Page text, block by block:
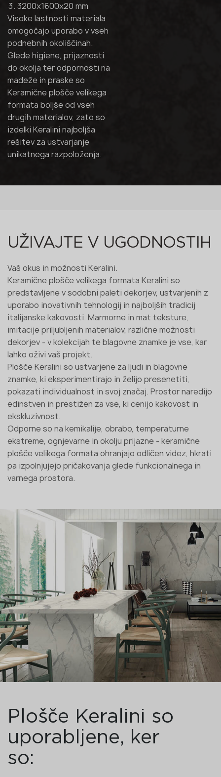
3200x1600x20 mm
Visoke lastnosti materiala
omogočajo uporabo v vseh
podnebnih okoliščinah.
Glede higiene, prijaznosti
do okolja ter odpornosti na
madeže in praske so
Keramične plošče velikega
formata boljše od vseh
drugih materialov, zato so
izdelki Keralini najboljša
rešitev za ustvarjanje
unikatnega razpoloženja.
UŽIVAJTE V UGODNOSTIH
Vaš okus in možnosti Keralini.
Keramične plošče velikega formata Keralini so
predstavljene v sodobni paleti dekorjev, ustvarjenih z
uporabo inovativnih tehnologij in najboljših tradicij
italijanske kakovosti. Marmorne in mat teksture,
imitacije priljubljenih materialov, različne možnosti
dekorjev - v kolekcijah te blagovne znamke je vse, kar
lahko oživi vaš projekt.
Plošče Keralini so ustvarjene za ljudi in blagovne
znamke, ki eksperimentirajo in želijo presenetiti,
pokazati individualnost in svoj značaj. Prostor naredijo
edinstven in prestižen za vse, ki cenijo kakovost in
ekskluzivnost.
Odporne so na kemikalije, obrabo, temperaturne
ekstreme, ognjevarne in okolju prijazne - keramične
plošče velikega formata ohranjajo odličen videz, hkrati
pa izpolnjujejo pričakovanja glede funkcionalnega in
varnega prostora.
Plošče Keralini so
uporabljene, ker
so: